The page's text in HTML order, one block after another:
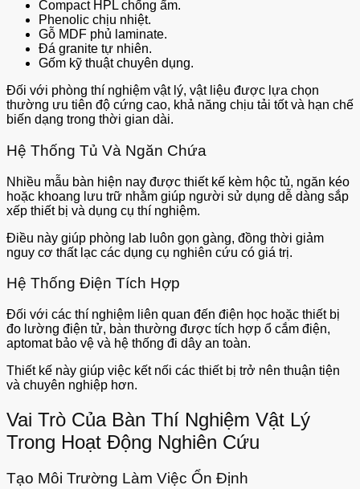
Compact HPL chống ẩm.
Phenolic chịu nhiệt.
Gỗ MDF phủ laminate.
Đá granite tự nhiên.
Gốm kỹ thuật chuyên dụng.
Đối với phòng thí nghiệm vật lý, vật liệu được lựa chọn
thường ưu tiên độ cứng cao, khả năng chịu tải tốt và hạn chế
biến dạng trong thời gian dài.
Hệ Thống Tủ Và Ngăn Chứa
Nhiều mẫu bàn hiện nay được thiết kế kèm hộc tủ, ngăn kéo
hoặc khoang lưu trữ nhằm giúp người sử dụng dễ dàng sắp
xếp thiết bị và dụng cụ thí nghiệm.
Điều này giúp phòng lab luôn gọn gàng, đồng thời giảm
nguy cơ thất lạc các dụng cụ nghiên cứu có giá trị.
Hệ Thống Điện Tích Hợp
Đối với các thí nghiệm liên quan đến điện học hoặc thiết bị
đo lường điện tử, bàn thường được tích hợp ổ cắm điện,
aptomat bảo vệ và hệ thống đi dây an toàn.
Thiết kế này giúp việc kết nối các thiết bị trở nên thuận tiện
và chuyên nghiệp hơn.
Vai Trò Của Bàn Thí Nghiệm Vật Lý
Trong Hoạt Động Nghiên Cứu
Tạo Môi Trường Làm Việc Ổn Định